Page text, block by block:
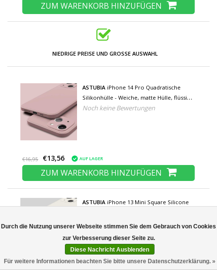
ZUM WARENKORB HINZUFÜGEN
NIEDRIGE PREISE UND GROSSE AUSWAHL
ASTUBIA iPhone 14 Pro Quadratische
Silikonhülle - Weiche, matte Hülle, flüssige
Hülle, rosa
Noch keine Bewertungen
€16,95 €13,56 AUF LAGER
ZUM WARENKORB HINZUFÜGEN
ASTUBIA iPhone 13 Mini Square Silicone
Noch keine Bewertungen
Durch die Nutzung unserer Webseite stimmen Sie dem Gebrauch von Cookies
zur Verbesserung dieser Seite zu.
Diese Nachricht Ausblenden
Für weitere Informationen beachten Sie bitte unsere Datenschutzerklärung. »